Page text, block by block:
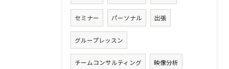
セミナー パーソナル 出張
グループレッスン
チームコンサルティング 映像分析